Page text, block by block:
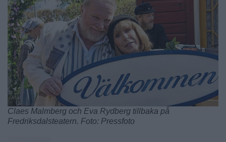
Claes Malmberg och Eva Rydberg tillbaka på
Fredriksdalsteatern. Foto: Pressfoto